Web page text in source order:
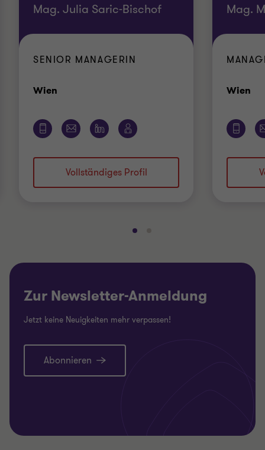
Mag. Julia Saric-Bischof
SENIOR MANAGERIN
Wien
Vollständiges Profil
Mag.
Wien
Gehe
Folie
von
2
Folie
2
Zur Newsletter-Anmeldung
Jetzt keine Neuigkeiten mehr verpassen!
Abonnieren